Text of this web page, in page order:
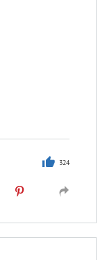
324